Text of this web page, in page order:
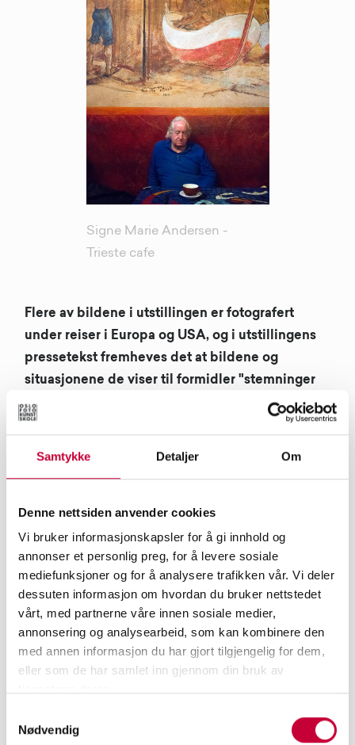
Samtykke Detaljer Om
Denne nettsiden anvender cookies
Vi bruker informasjonskapsler for å gi innhold og
annonser et personlig preg, for å levere sosiale
mediefunksjoner og for å analysere trafikken vår. Vi deler
dessuten informasjon om hvordan du bruker nettstedet
vårt, med partnerne våre innen sosiale medier,
annonsering og analysearbeid, som kan kombinere den
med annen informasjon du har gjort tilgjengelig for dem,
eller som de har samlet inn gjennom din bruk av
Nødvendig
Signe Marie Andersen -
Trieste cafe
Flere av bildene i utstillingen er fotografert
under reiser i Europa og USA, og i utstillingens
pressetekst fremheves det at bildene og
situasjonene de viser til formidler "stemninger
som er en del av vår samtid". Hvilke stemninger
er det du har jobbet med i dette prosjektet?
En type stemning som antyder noe gjenkjennbart
ved dagens samfunn. Jeg har lett etter scener og
preget av at fellesskapstanken står for fall, hvor
skillet mellom fattig og rik vokser.
Den eksistensielle ensomheten som finnes i alt og
alle blir tydelig i en verden i oppløsning.